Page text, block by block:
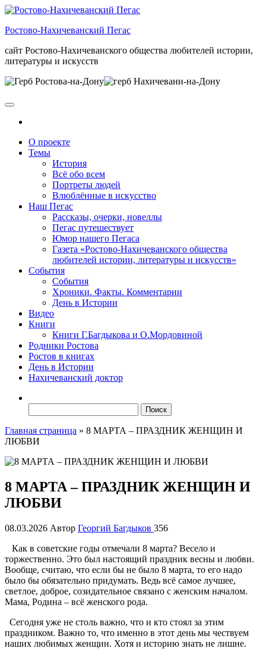
Skip
the
Ростово-Нахичеванский Пегас
сайт Ростово-Нахичеванского общества любителей истории,
литературы и искусств
О проекте
Темы
История
Всё обо всем
Портреты людей
Влюблённые в искусство
Наш Пегас
Рассказы, очерки, новеллы
Пегас путешествует
Юмор нашего Пегаса
Газета «Ростово-Нахичеванского общества
любителей истории, литературы и искусств»
События
События
Хроники. Факты. Комментарии
День в Истории
Видео
Книги
Книги Г.Багдыкова и О.Мордовиной
Родники Ростова
Ростов в книгах
День в Истории
Нахичеванский доктор
Главная страница » 8 МАРТА – ПРАЗДНИК ЖЕНЩИН И
ЛЮБВИ
8 МАРТА – ПРАЗДНИК ЖЕНЩИН И
ЛЮБВИ
08.03.2026 Автор Георгий Багдыков 356
Как в советские годы отмечали 8 марта? Весело и
торжественно. Это был настоящий праздник весны и любви.
Вообще, считаю, что если бы не было 8 марта, то его надо
было бы обязательно придумать. Ведь всё самое лучшее,
светлое, доброе, созидательное связано с женским началом.
Мама, Родина – всё женского рода.
Сегодня уже не столь важно, что и кто стоял за этим
праздником. Важно то, что именно в этот день мы чествуем
наших любимых женщин. Хотя и историю знать не лишне.